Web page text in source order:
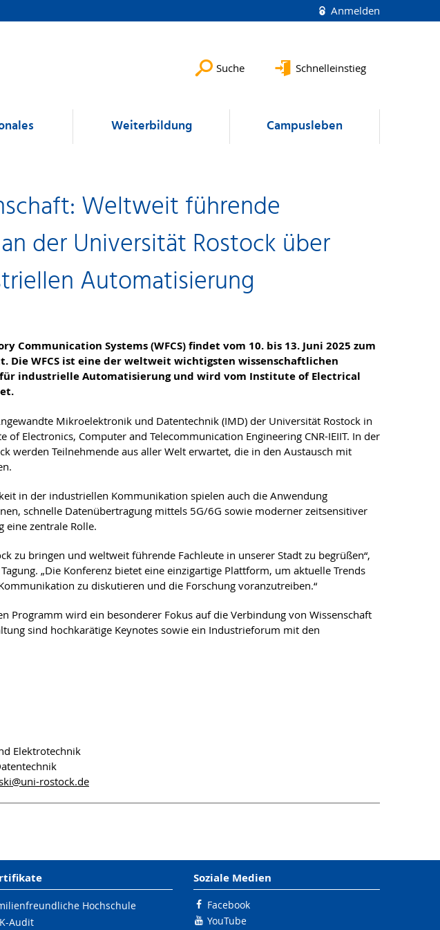
Anmelden
Suche Schnelleinstieg
Weiterbildung Campusleben
Weltweit führende
der Universität Rostock über
Automatisierung
Communication Systems (WFCS) findet vom 10. bis 13. Juni 2025 zum
Die WFCS ist eine der weltweit wichtigsten wissenschaftlichen
industrielle Automatisierung und wird vom Institute of Electrical
Mikroelektronik und Datentechnik (IMD) der Universität Rostock in
Electronics, Computer and Telecommunication Engineering CNR-IEIIT. In der
werden Teilnehmende aus aller Welt erwartet, die in den Austausch mit
in der industriellen Kommunikation spielen auch die Anwendung
schnelle Datenübertragung mittels 5G/6G sowie moderner zeitsensitiver
zentrale Rolle.
zu bringen und weltweit führende Fachleute in unserer Stadt zu begrüßen“,
„Die Konferenz bietet eine einzigartige Plattform, um aktuelle Trends
zu diskutieren und die Forschung voranzutreiben.“
Programm wird ein besonderer Fokus auf die Verbindung von Wissenschaft
sind hochkarätige Keynotes sowie ein Industrieforum mit den
Elektrotechnik
@uni-rostock.de
Hochschule
Audit
Soziale Medien
Facebook
YouTube